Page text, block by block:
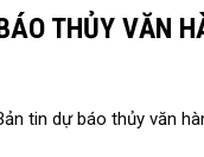
THỦY VĂN